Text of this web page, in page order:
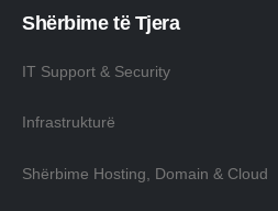
Shërbime të Tjera
IT Support & Security
Infrastrukturë
Shërbime Hosting, Domain & Cloud